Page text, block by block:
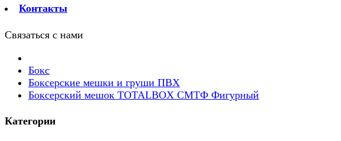
Контакты
Связаться с нами
Бокс
Боксерские мешки и груши ПВХ
Боксерский мешок TOTALBOX CMTФ Фигурный
Категории